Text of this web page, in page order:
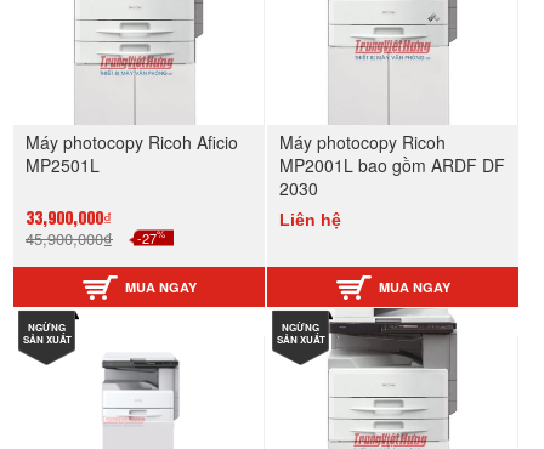
Máy photocopy Ricoh Aficio
MP2501L
33,900,000₫
45,900,000₫ -27%
MUA NGAY
Máy photocopy Ricoh
MP2001L bao gồm ARDF DF
2030
Liên hệ
MUA NGAY
NGỪNG
SẢN XUẤT
NGỪNG
SẢN XUẤT